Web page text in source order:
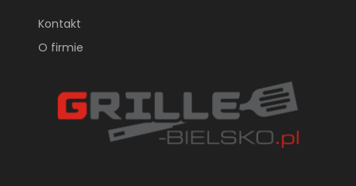
Kontakt
O firmie